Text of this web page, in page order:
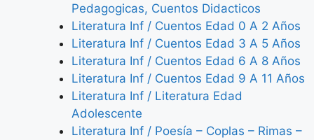
Pedagogicas, Cuentos Didacticos
Literatura Inf / Cuentos Edad 0 A 2 Años
Literatura Inf / Cuentos Edad 3 A 5 Años
Literatura Inf / Cuentos Edad 6 A 8 Años
Literatura Inf / Cuentos Edad 9 A 11 Años
Literatura Inf / Literatura Edad
Adolescente
Literatura Inf / Poesía – Coplas – Rimas –